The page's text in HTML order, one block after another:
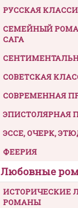
РУССКАЯ
СЕМЕЙНЫЙ
САГА
СОВЕТСКАЯ
СОВРЕМЕННАЯ
ЭПИСТОЛЯРНАЯ
ЭССЕ, ОЧЕРК,
ФЕЕРИЯ
Любовные
ИСТОРИЧЕСКИЕ
РОМАНЫ